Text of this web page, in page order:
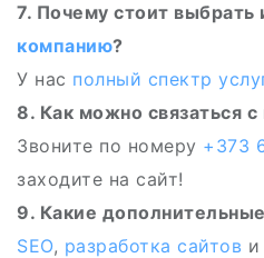
7. Почему стоит выбрать
компанию?
У нас полный спектр
8. Как можно связаться с
Звоните по номеру +373
заходите на сайт!
9. Какие дополнительные
SEO, разработка сайтов и